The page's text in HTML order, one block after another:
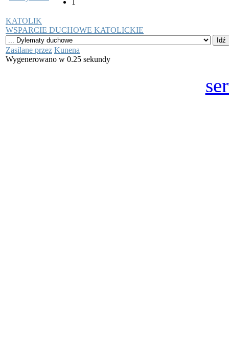
KATOLIK
WSPARCIE DUCHOWE KATOLICKIE
Zasilane przez Kunena
Wygenerowano w 0.25 sekundy